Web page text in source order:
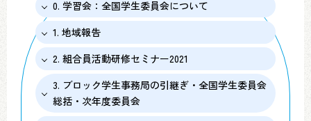
0. 学習会：全国学生委員会について
1. 地域報告
2. 組合員活動研修セミナー2021
3. ブロック学生事務局の引継ぎ・全国学生委員会
総括・次年度委員会